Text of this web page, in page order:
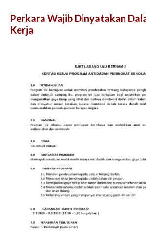
Perkara Wajib Dinyatakan
Kerja